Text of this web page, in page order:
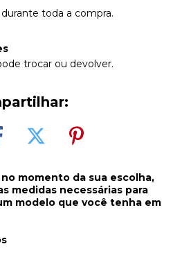
toda a compra.
trocar ou devolver.
momento da sua escolha,
medidas necessárias para
modelo que você tenha em